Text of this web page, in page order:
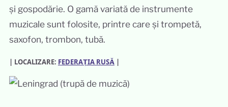
și gospodărie. O gamă variată de instrumente
muzicale sunt folosite, printre care și trompetă,
saxofon, trombon, tubă.
| LOCALIZARE: FEDERAȚIA RUSĂ|